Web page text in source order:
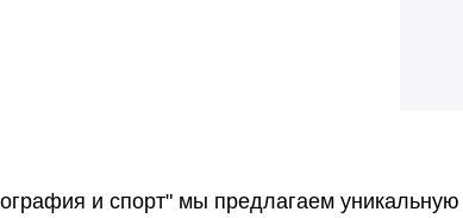
и спорт" мы предлагаем уникальную